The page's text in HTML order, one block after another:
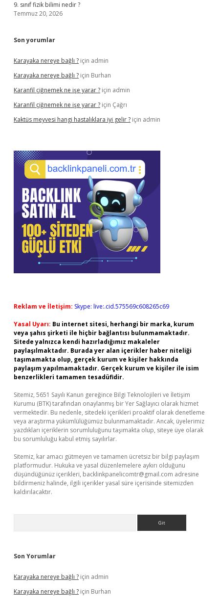
9. sınıf fizik bilimi nedir ?
Temmuz 20, 2026
Son yorumlar
Karayaka nereye bağlı ? için admin
Karayaka nereye bağlı ? için Burhan
Karanfil çiğnemek ne işe yarar ? için admin
Karanfil çiğnemek ne işe yarar ? için Çağrı
Kaktüs meyvesi hangi hastalıklara iyi gelir ? için admin
Reklam ve İletişim: Skype: live:.cid.575569c608265c69
Yasal Uyarı: Bu internet sitesi, herhangi bir marka, kurum
veya şahıs şirketi ile hiçbir bağlantısı bulunmamaktadır.
Sitede yalnızca kendi hazırladığımız makaleler
paylaşılmaktadır. Burada yer alan içerikler haber niteliği
taşımamakta olup, gerçek kurum ve kişiler hakkında
paylaşım yapılmamaktadır. Gerçek kurum ve kişiler ile isim
benzerlikleri tamamen tesadüfidir.
Sitemiz, 5651 Sayılı Kanun gereğince Bilgi Teknolojileri ve İletişim
Kurumu (BTK) tarafından onaylanmış bir Yer Sağlayıcı olarak hizmet
vermektedir. Bu nedenle, sitedeki içerikleri proaktif olarak denetleme
veya araştırma yükümlülüğümüz bulunmamaktadır. Ancak, üyelerimiz
yazdıkları içeriklerin sorumluluğunu taşımakta olup, siteye üye olarak
bu sorumluluğu kabul etmiş sayılırlar.
Sitemiz, kar amacı gütmeyen ve tamamen ücretsiz bir bilgi paylaşım
platformudur. Hukuka ve yasal düzenlemelere aykırı olduğunu
düşündüğünüz içerikleri, backlinkpanelicomtr@gmail.com adresine
bildirmeniz halinde, ilgili içerikler yasal süre içerisinde sitemizden
kaldırılacaktır.
Son Yorumlar
Karayaka nereye bağlı ? için admin
Karayaka nereye bağlı ? için Burhan